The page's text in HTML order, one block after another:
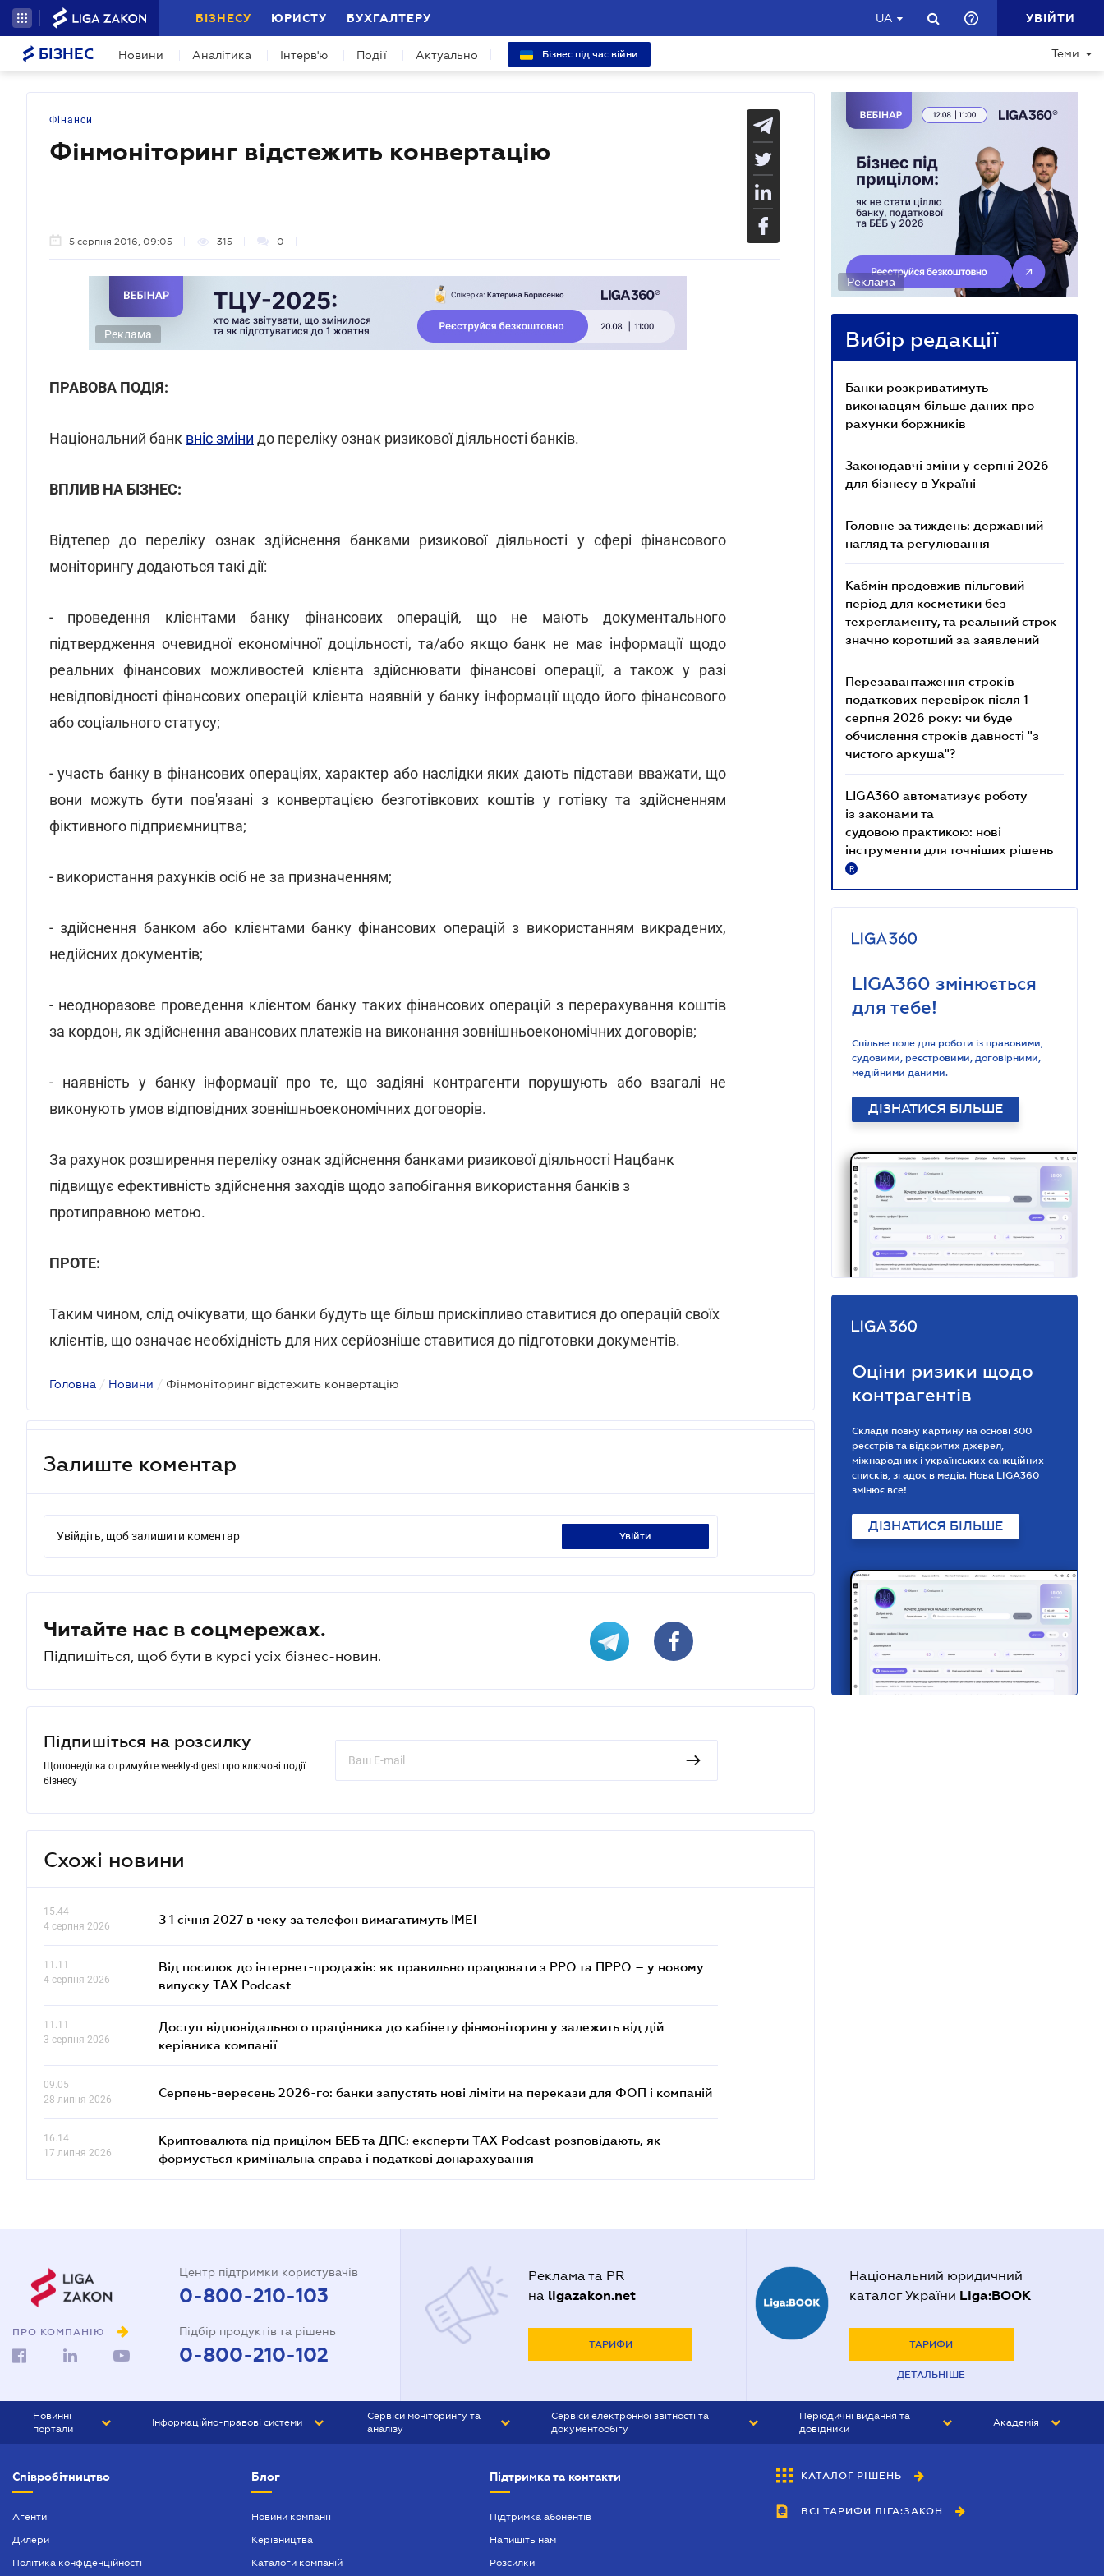
БІЗНЕСУ ЮРИСТУ БУХГАЛТЕРУ UA УВІЙТИ
БІЗНЕС Новини Аналітика Інтерв'ю Події Актуально Бізнес під час війни Теми
Фінанси
Фінмоніторинг відстежить конвертацію
5 серпня 2016, 09:05 315 0
Реклама
ПРАВОВА ПОДІЯ:
Національний банк вніс зміни до переліку ознак ризикової діяльності банків.
ВПЛИВ НА БІЗНЕС:
Відтепер до переліку ознак здійснення банками ризикової діяльності у сфері фінансового
моніторингу додаються такі дії:
- проведення клієнтами банку фінансових операцій, що не мають документального
підтвердження очевидної економічної доцільності, та/або якщо банк не має інформації щодо
реальних фінансових можливостей клієнта здійснювати фінансові операції, а також у разі
невідповідності фінансових операцій клієнта наявній у банку інформації щодо його фінансового
або соціального статусу;
- участь банку в фінансових операціях, характер або наслідки яких дають підстави вважати, що
вони можуть бути пов'язані з конвертацією безготівкових коштів у готівку та здійсненням
фіктивного підприємництва;
- використання рахунків осіб не за призначенням;
- здійснення банком або клієнтами банку фінансових операцій з використанням викрадених,
недійсних документів;
- неодноразове проведення клієнтом банку таких фінансових операцій з перерахування коштів
за кордон, як здійснення авансових платежів на виконання зовнішньоекономічних договорів;
- наявність у банку інформації про те, що задіяні контрагенти порушують або взагалі не
виконують умов відповідних зовнішньоекономічних договорів.
За рахунок розширення переліку ознак здійснення банками ризикової діяльності Нацбанк
підвищує ефективність здійснення заходів щодо запобігання використання банків з
протиправною метою.
ПРОТЕ:
Таким чином, слід очікувати, що банки будуть ще більш прискіпливо ставитися до операцій своїх
клієнтів, що означає необхідність для них серйозніше ставитися до підготовки документів.
Головна / Новини / Фінмоніторинг відстежить конвертацію
Залиште коментар
Увійдіть, щоб залишити коментар увійти
Читайте нас в соцмережах.
Підпишіться, щоб бути в курсі усіх бізнес-новин.
Підпишіться на розсилку
Щопонеділка отримуйте weekly-digest про ключові події
бізнесу
Схожі новини
15.44
4 серпня 2026
З 1 січня 2027 в чеку за телефон вимагатимуть IMEI
11.11
4 серпня 2026
Від посилок до інтернет-продажів: як правильно працювати з РРО та ПРРО – у новому
випуску TAX Podcast
11.11
3 серпня 2026
Доступ відповідального працівника до кабінету фінмоніторингу залежить від дій
керівника компанії
09.05
28 липня 2026
Серпень-вересень 2026-го: банки запустять нові ліміти на перекази для ФОП і компаній
16.14
17 липня 2026
Криптовалюта під прицілом БЕБ та ДПС: експерти TAX Podcast розповідають, як
формується кримінальна справа і податкові донарахування
Реклама
Вибір редакції
Банки розкриватимуть
виконавцям більше даних про
рахунки боржників
Законодавчі зміни у серпні 2026
для бізнесу в Україні
Головне за тиждень: державний
нагляд та регулювання
Кабмін продовжив пільговий
період для косметики без
техрегламенту, та реальний строк
значно коротший за заявлений
Перезавантаження строків
податкових перевірок після 1
серпня 2026 року: чи буде
обчислення строків давності "з
чистого аркуша"?
LIGA360 автоматизує роботу
із законами та
судовою практикою: нові
інструменти для точніших рішень
R
LIGA360 змінюється
для тебе!
Спільне поле для роботи із правовими,
судовими, реєстровими, договірними,
медійними даними.
ДІЗНАТИСЯ БІЛЬШЕ
Оціни ризики щодо
контрагентів
Склади повну картину на основі 300
реєстрів та відкритих джерел,
міжнародних і українських санкційних
списків, згадок в медіа. Нова LIGA360
змінює все!
ДІЗНАТИСЯ БІЛЬШЕ
ПРО КОМПАНІЮ
Центр підтримки користувачів
0-800-210-103
Підбір продуктів та рішень
0-800-210-102
Реклама та PR
на ligazakon.net
ТАРИФИ
Національний юридичний
каталог України Liga:BOOK
ТАРИФИ
ДЕТАЛЬНІШЕ
Новинні
портали
БІЗНЕС
Інформаційно-правові системи
БУХГАЛТЕР ПРОФ
Сервіси моніторингу та
аналізу
Сервіси електронної звітності та
документообігу
Періодичні видання та
довідники
БУХГАЛТЕР&ЗАКОН
ВІСНИК МСФЗ
Академія
Співробітництво
Агенти
Дилери
Політика конфіденційності
Блог
Новини компанії
Керівництва
Каталоги компаній
Підтримка та контакти
Підтримка абонентів
Напишіть нам
Розсилки
КАТАЛОГ РІШЕНЬ
ВСІ ТАРИФИ ЛІГА:ЗАКОН